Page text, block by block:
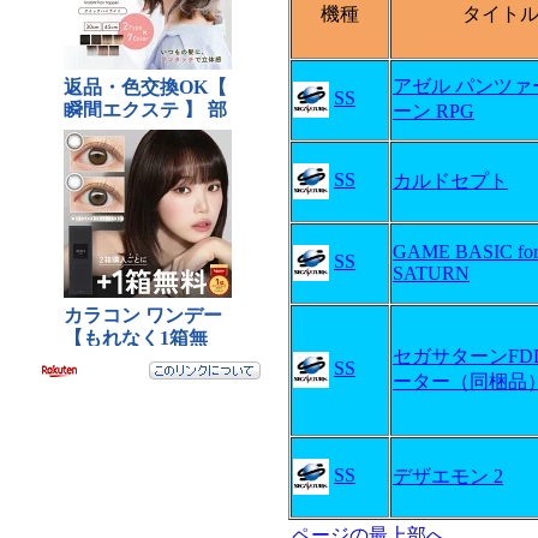
機種 タイトル
SS
アゼル パンツァ
ーン RPG
SS カルドセプト
SS
GAME BASIC
SATURN
SS
セガサターン
ーター（同梱品
SS デザエモン 2